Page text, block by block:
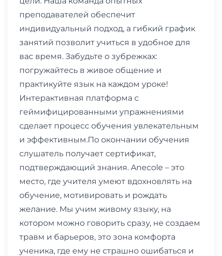
преподавателей обеспечит
индивидуальный подход, а гибкий график
занятий позволит учиться в удобное для
вас время. Забудьте о зубрежках:
погружайтесь в живое общение и
практикуйте язык на каждом уроке!
Интерактивная платформа с
геймифицированными упражнениями
сделает процесс обучения увлекательным
и эффективным.По окончании обучения
слушатель получает сертификат,
подтверждающий знания. Anecole – это
место, где учителя умеют вдохновлять на
обучение, мотивировать и рождать
желание. Мы учим живому языку, на
котором можно говорить сразу, не создаем
травм и барьеров, это зона комфорта
ученика, где ему не страшно ошибаться и